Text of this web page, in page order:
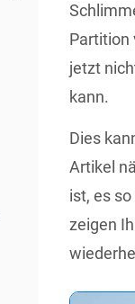
Partition
jetzt
kann.
Dies
Artikel
ist, es
zeigen